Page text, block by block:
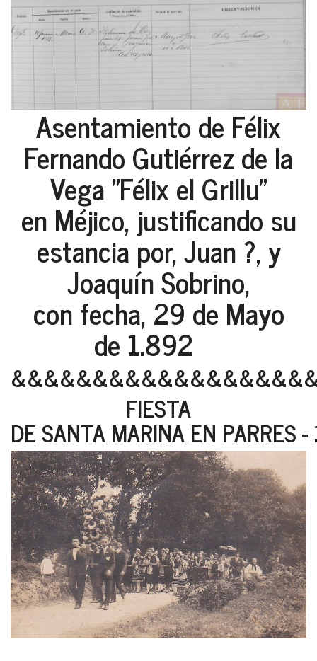
Asentamiento de Félix
Fernando Gutiérrez de la
Vega "Félix el Grillu"
en Méjico, justificando su
estancia por, Juan ?, y
Joaquín Sobrino,
con fecha, 29 de Mayo
de 1.892
FIESTA
DE SANTA MARINA EN PARRES